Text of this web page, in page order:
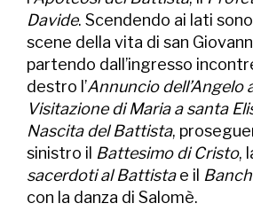
Davide. Scendendo ai lati
scene della vita di san
partendo dall’ingresso
destro l’Annuncio dell’Angelo
Visitazione di Maria a santa
Nascita del Battista,
sinistro il Battesimo di Cristo,
sacerdoti al Battistae il
con la danza di Salomè.